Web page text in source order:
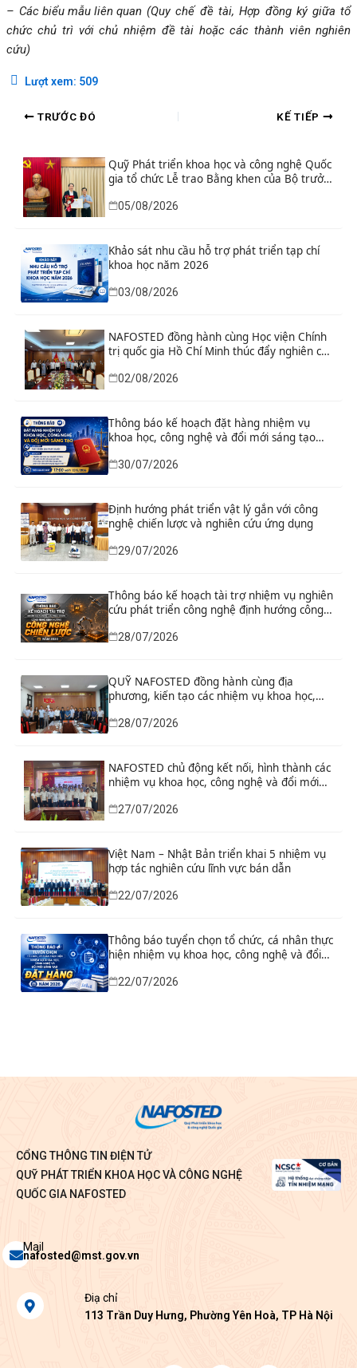
– Các biểu mẫu liên quan(Quy chế đề tài, Hợp đồng ký giữa tổ
chức chủ trì với chủ nhiệm đề tài hoặc các thành viên nghiên
cứu)
Lượt xem: 509
TRƯỚC ĐÓ KẾ TIẾP
Quỹ Phát triển khoa học và công nghệ Quốc
gia tổ chức Lễ trao Bằng khen của Bộ trưởng
nhân có thành tích xuất sắc
05/08/2026
Khảo sát nhu cầu hỗ trợ phát triển tạp chí
khoa học năm 2026
03/08/2026
NAFOSTED đồng hành cùng Học viện Chính
trị quốc gia Hồ Chí Minh thúc đẩy nghiên cứu
02/08/2026
Thông báo kế hoạch đặt hàng nhiệm vụ
khoa học, công nghệ và đổi mới sáng tạo
“Nghiên cứu khoa học tổng kết thi hành, đề
xuất sửa đổi, bổ sung toàn diện Hiến pháp
30/07/2026
Định hướng phát triển vật lý gắn với công
nghệ chiến lược và nghiên cứu ứng dụng
29/07/2026
Thông báo kế hoạch tài trợ nhiệm vụ nghiên
cứu phát triển công nghệ định hướng công
nghệ chiến lược năm 2026
28/07/2026
QUỸ NAFOSTED đồng hành cùng địa
phương, kiến tạo các nhiệm vụ khoa học,
phát triển thực tiễn
28/07/2026
NAFOSTED chủ động kết nối, hình thành các
nhiệm vụ khoa học, công nghệ và đổi mới
Bình
27/07/2026
Việt Nam – Nhật Bản triển khai 5 nhiệm vụ
hợp tác nghiên cứu lĩnh vực bán dẫn
22/07/2026
Thông báo tuyển chọn tổ chức, cá nhân thực
hiện nhiệm vụ khoa học, công nghệ và đổi
22/07/2026
CỔNG THÔNG TIN ĐIỆN TỬ
QUỸ PHÁT TRIỂN KHOA HỌC VÀ CÔNG NGHỆ
QUỐC GIA NAFOSTED
Envelope
Mail
nafosted@mst.gov.vn
Map-
marker-
Điạ chỉ
113 Trần Duy Hưng, Phường Yên Hoà, TP Hà Nội